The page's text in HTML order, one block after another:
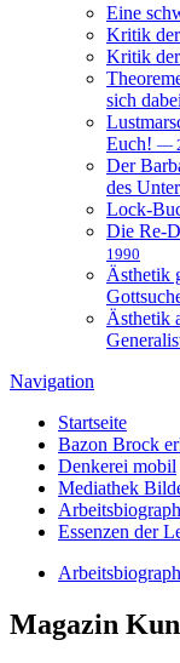
Eine
Kritik der
Kritik der
sich
Euch! —
Der
des
Lock-
Die Re-
1990
Ästhetik
Ästhetik
Navigation
Startseite
Bazon Brock
Denkerei mobil
Mediathek
Essenzen der
Magazin